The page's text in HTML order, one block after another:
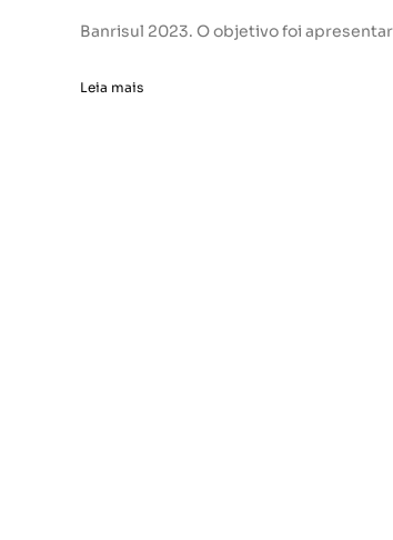
Banrisul 2023. O objetivo foi apresentar
Leia mais